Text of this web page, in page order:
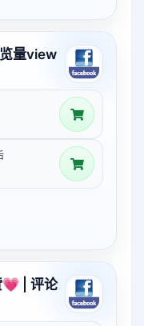
量view
| 评论